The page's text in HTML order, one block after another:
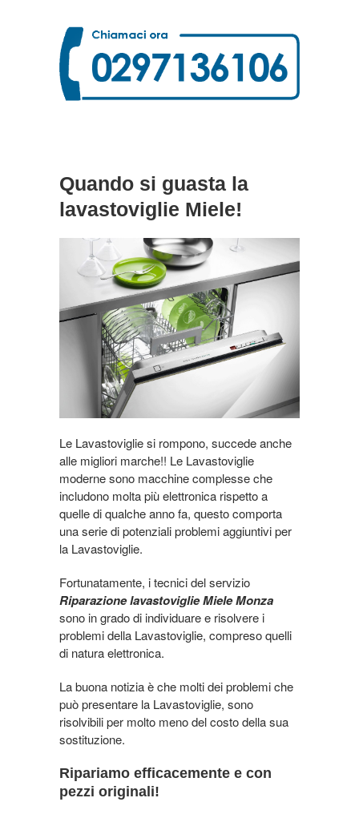
Quando si guasta la
lavastoviglie Miele!
Le Lavastoviglie si rompono, succede anche
alle migliori marche!! Le Lavastoviglie
moderne sono macchine complesse che
includono molta più elettronica rispetto a
quelle di qualche anno fa, questo comporta
una serie di potenziali problemi aggiuntivi per
la Lavastoviglie.
Fortunatamente, i tecnici del servizio
Riparazione lavastoviglie Miele Monza
sono in grado di individuare e risolvere i
problemi della Lavastoviglie, compreso quelli
di natura elettronica.
La buona notizia è che molti dei problemi che
può presentare la Lavastoviglie, sono
risolvibili per molto meno del costo della sua
sostituzione.
Ripariamo efficacemente e con
pezzi originali!